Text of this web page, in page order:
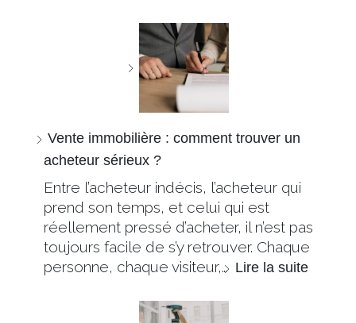
Vente immobilière : comment trouver un
acheteur sérieux ?
Entre l’acheteur indécis, l’acheteur qui
prend son temps, et celui qui est
réellement pressé d’acheter, il n’est pas
toujours facile de s’y retrouver. Chaque
personne, chaque visiteur,… Lire la suite